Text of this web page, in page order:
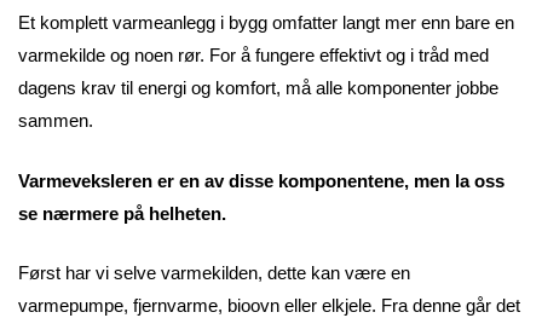
Et komplett varmeanlegg i bygg omfatter langt mer enn bare en
varmekilde og noen rør. For å fungere effektivt og i tråd med
dagens krav til energi og komfort, må alle komponenter jobbe
sammen.
Varmeveksleren er en av disse komponentene, men la oss
se nærmere på helheten.
Først har vi selve varmekilden, dette kan være en
varmepumpe, fjernvarme, bioovn eller elkjele. Fra denne går det